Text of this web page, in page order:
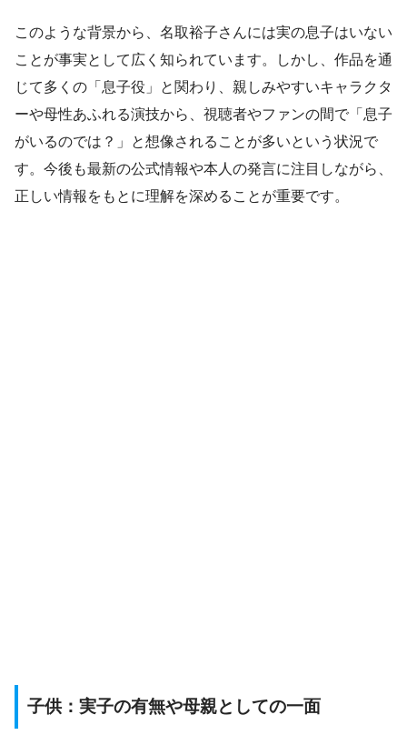
このような背景から、名取裕子さんには実の息子はいない
ことが事実として広く知られています。しかし、作品を通
じて多くの「息子役」と関わり、親しみやすいキャラクタ
ーや母性あふれる演技から、視聴者やファンの間で「息子
がいるのでは？」と想像されることが多いという状況で
す。今後も最新の公式情報や本人の発言に注目しながら、
正しい情報をもとに理解を深めることが重要です。
子供：実子の有無や母親としての一面